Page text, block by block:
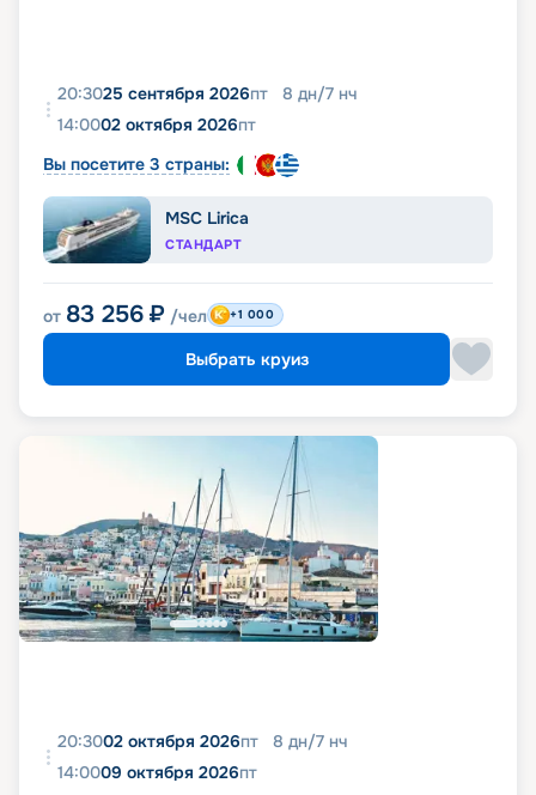
20:3025 сентября 2026пт 8 дн/7 нч
14:0002 октября 2026пт
Вы посетите 3 страны:
MSC Lirica
СТАНДАРТ
от 83 256 ₽ /чел +1 000
Выбрать круиз
20:3002 октября 2026пт 8 дн/7 нч
14:0009 октября 2026пт